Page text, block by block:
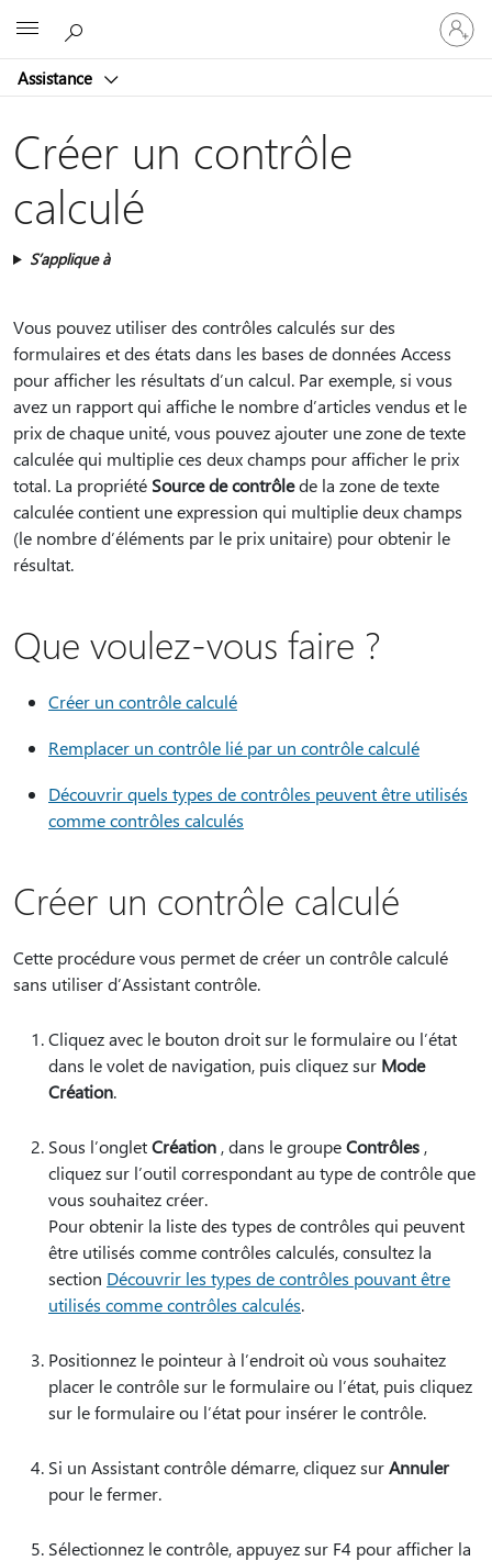
Assistance
vous
à
compte
Créer un contrôle
calculé
S’applique à
Vous pouvez utiliser des contrôles calculés sur des
formulaires et des états dans les bases de données Access
pour afficher les résultats d’un calcul. Par exemple, si vous
avez un rapport qui affiche le nombre d’articles vendus et le
prix de chaque unité, vous pouvez ajouter une zone de texte
calculée qui multiplie ces deux champs pour afficher le prix
total. La propriété Source de contrôlede la zone de texte
calculée contient une expression qui multiplie deux champs
(le nombre d’éléments par le prix unitaire) pour obtenir le
résultat.
Que voulez-vous faire ?
Créer un contrôle calculé
Remplacer un contrôle lié par un contrôle calculé
Découvrir quels types de contrôles peuvent être utilisés
comme contrôles calculés
Créer un contrôle calculé
Cette procédure vous permet de créer un contrôle calculé
sans utiliser d’Assistant contrôle.
Cliquez avec le bouton droit sur le formulaire ou l’état
dans le volet de navigation, puis cliquez sur Mode
Création.
Sous l’ongletCréation , dans le groupeContrôles ,
cliquez sur l’outil correspondant au type de contrôle que
vous souhaitez créer.
Pour obtenir la liste des types de contrôles qui peuvent
être utilisés comme contrôles calculés, consultez la
section Découvrir les types de contrôles pouvant être
utilisés comme contrôles calculés.
Positionnez le pointeur à l’endroit où vous souhaitez
placer le contrôle sur le formulaire ou l’état, puis cliquez
sur le formulaire ou l’état pour insérer le contrôle.
Si un Assistant contrôle démarre, cliquez surAnnuler
pour le fermer.
Sélectionnez le contrôle, appuyez sur F4 pour afficher la